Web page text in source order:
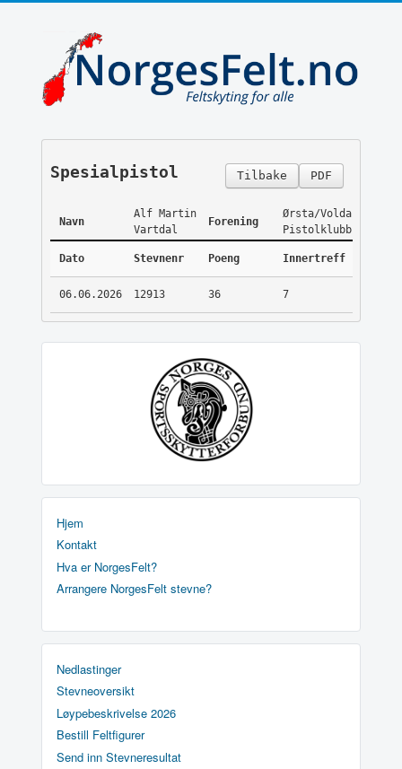
PDF
Tilbake
Spesialpistol
Navn
Alf Martin
Vartdal
Forening
Ørsta/Volda
Pistolklubb
Dato Stevnenr Poeng Innertreff
06.06.2026 12913 36 7
Hjem
Kontakt
Hva er NorgesFelt?
Arrangere NorgesFelt stevne?
Nedlastinger
Stevneoversikt
Løypebeskrivelse 2026
Bestill Feltfigurer
Send inn Stevneresultat